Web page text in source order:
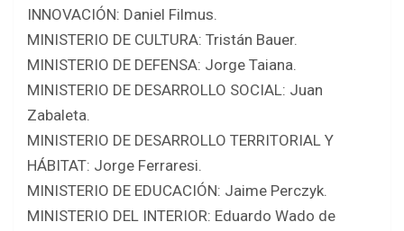
INNOVACIÓN: Daniel Filmus.
MINISTERIO DE CULTURA: Tristán Bauer.
MINISTERIO DE DEFENSA: Jorge Taiana.
MINISTERIO DE DESARROLLO SOCIAL: Juan
Zabaleta.
MINISTERIO DE DESARROLLO TERRITORIAL Y
HÁBITAT: Jorge Ferraresi.
MINISTERIO DE EDUCACIÓN: Jaime Perczyk.
MINISTERIO DEL INTERIOR: Eduardo Wado de